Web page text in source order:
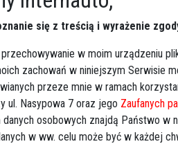
prac w okresie zimowym
sprawie, stwierdzili, że Dariusz
OPWiK, gdyż "nie
w terenie, a
robót". W komunikacie
się z treścią i wyrażenie
w moim urządzeniu
zachowań w niniejszym Serwisie
przeze mnie w ramach
ul. Nasypowa 7 oraz jego Zaufanych
osobowych znajdą Państwo w
w ww. celu może być w każdej